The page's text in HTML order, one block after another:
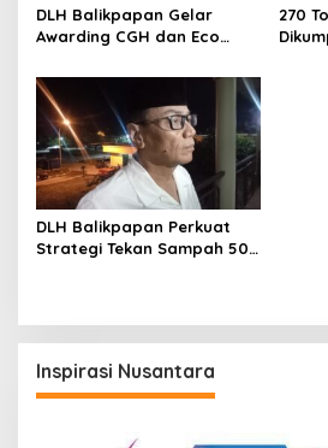
DLH Balikpapan Gelar
Awarding CGH dan Eco
Berbudaya Lingkungan
270
DLH Balikpapan Perkuat
Strategi Tekan Sampah 50
Inspirasi Nusantara